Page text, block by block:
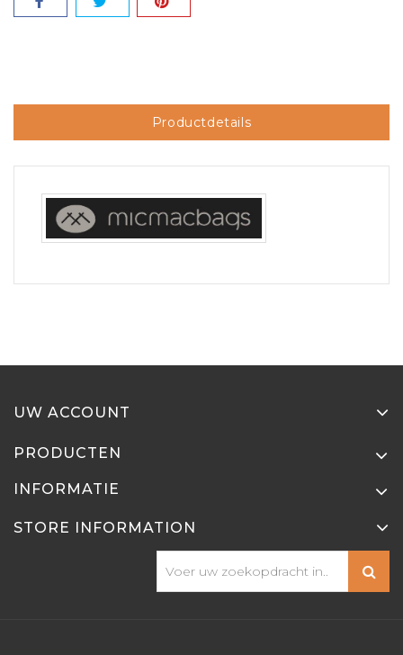
Productdetails
UW ACCOUNT
PRODUCTEN
INFORMATIE
STORE INFORMATION